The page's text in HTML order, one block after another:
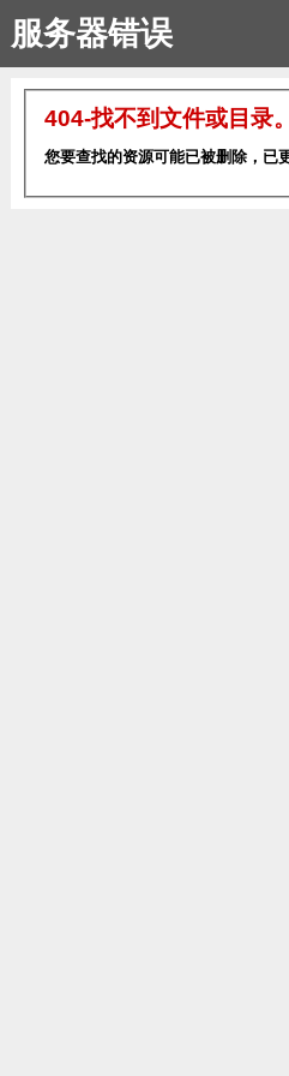
服务器错误
404-找不到文件或目录。
您要查找的资源可能已被删除，已